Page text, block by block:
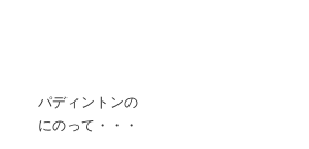
パディントンの
にのって・・・